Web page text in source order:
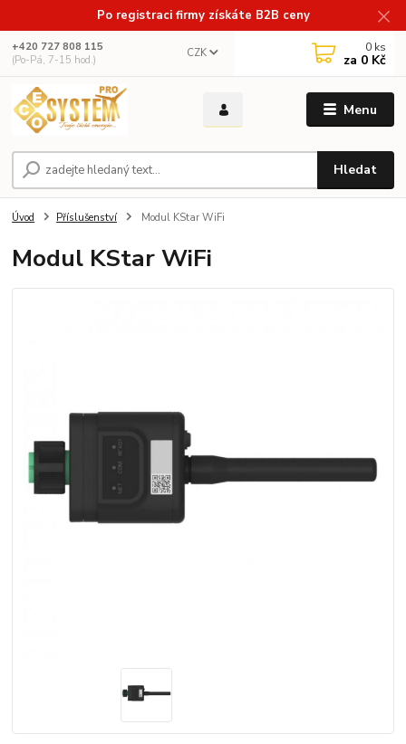
Po registraci firmy získáte B2B ceny
Menu
CZK
Hledat
+420 727 808 115
(Po-Pá, 7-15 hod.)
0 ks
za 0 Kč
Úvod Příslušenství Modul KStar WiFi
Modul KStar WiFi